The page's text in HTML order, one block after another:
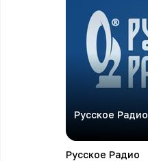
Русское Радио
Русское Радио